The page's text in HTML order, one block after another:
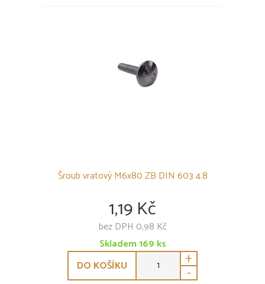
Šroub vratový M6x80 ZB DIN 603 4.8
1,19 Kč
bez DPH 0,98 Kč
Skladem169 ks
DO KOŠÍKU
+
-